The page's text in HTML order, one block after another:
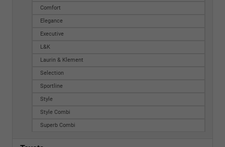
Comfort
Elegance
Executive
L&K
Laurin & Klement
Selection
Sportline
Style
Style Combi
Superb Combi